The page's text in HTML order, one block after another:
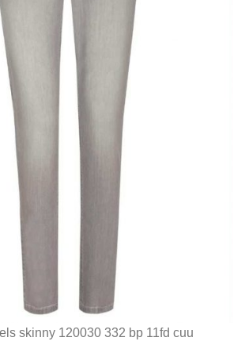
skinny 120030 332 bp 11fd cuu